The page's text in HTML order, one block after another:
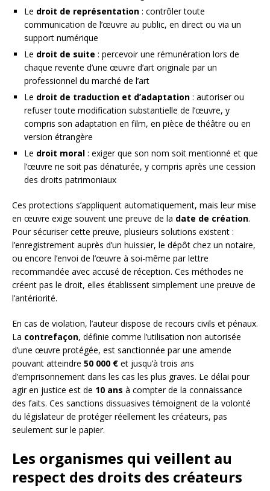
Le droit de représentation : contrôler toute
communication de l’œuvre au public, en direct ou via un
support numérique
Le droit de suite : percevoir une rémunération lors de
chaque revente d’une œuvre d’art originale par un
professionnel du marché de l’art
Le droit de traduction et d’adaptation : autoriser ou
refuser toute modification substantielle de l’œuvre, y
compris son adaptation en film, en pièce de théâtre ou en
version étrangère
Le droit moral : exiger que son nom soit mentionné et que
l’œuvre ne soit pas dénaturée, y compris après une cession
des droits patrimoniaux
Ces protections s’appliquent automatiquement, mais leur mise
en œuvre exige souvent une preuve de la date de création.
Pour sécuriser cette preuve, plusieurs solutions existent :
l’enregistrement auprès d’un huissier, le dépôt chez un notaire,
ou encore l’envoi de l’œuvre à soi-même par lettre
recommandée avec accusé de réception. Ces méthodes ne
créent pas le droit, elles établissent simplement une preuve de
l’antériorité.
En cas de violation, l’auteur dispose de recours civils et pénaux.
La contrefaçon, définie comme l’utilisation non autorisée
d’une œuvre protégée, est sanctionnée par une amende
pouvant atteindre 50 000 € et jusqu’à trois ans
d’emprisonnement dans les cas les plus graves. Le délai pour
agir en justice est de 10 ans à compter de la connaissance
des faits. Ces sanctions dissuasives témoignent de la volonté
du législateur de protéger réellement les créateurs, pas
seulement sur le papier.
Les organismes qui veillent au
respect des droits des créateurs